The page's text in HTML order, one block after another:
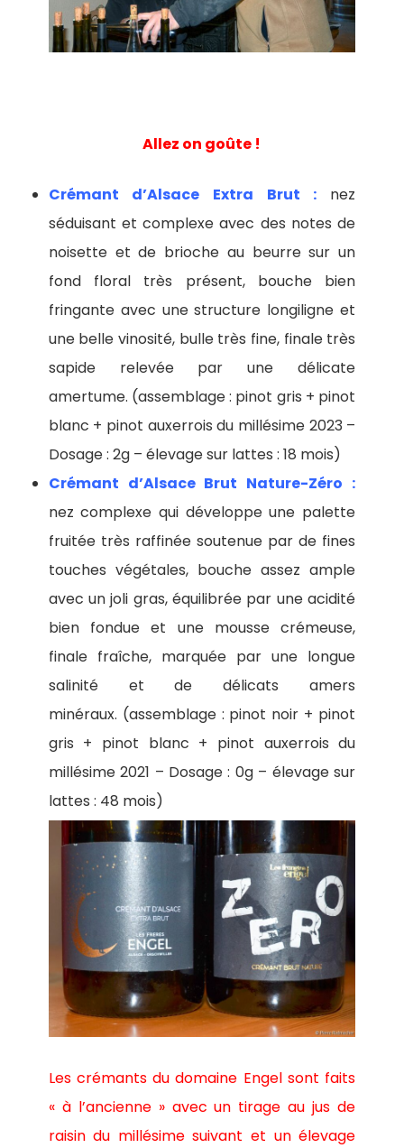
Allez on goûte !
Crémant d’Alsace Extra Brut : nez
séduisant et complexe avec des notes de
noisette et de brioche au beurre sur un
fond floral très présent, bouche bien
fringante avec une structure longiligne et
une belle vinosité, bulle très fine, finale très
sapide relevée par une délicate
amertume. (assemblage : pinot gris + pinot
blanc + pinot auxerrois du millésime 2023 –
Dosage : 2g – élevage sur lattes : 18 mois)
Crémant d’Alsace Brut Nature-Zéro :
nez complexe qui développe une palette
fruitée très raffinée soutenue par de fines
touches végétales, bouche assez ample
avec un joli gras, équilibrée par une acidité
bien fondue et une mousse crémeuse,
finale fraîche, marquée par une longue
salinité et de délicats amers
minéraux. (assemblage : pinot noir + pinot
gris + pinot blanc + pinot auxerrois du
millésime 2021 – Dosage : 0g – élevage sur
lattes : 48 mois)
Les crémants du domaine Engel sont faits
« à l’ancienne » avec un tirage au jus de
raisin du millésime suivant et un élevage